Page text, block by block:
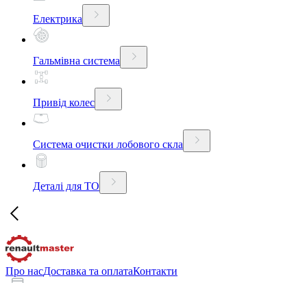
Електрика
Гальмівна система
Привід колес
Система очистки лобового скла
Деталі для ТО
Про насДоставка та оплатаКонтакти